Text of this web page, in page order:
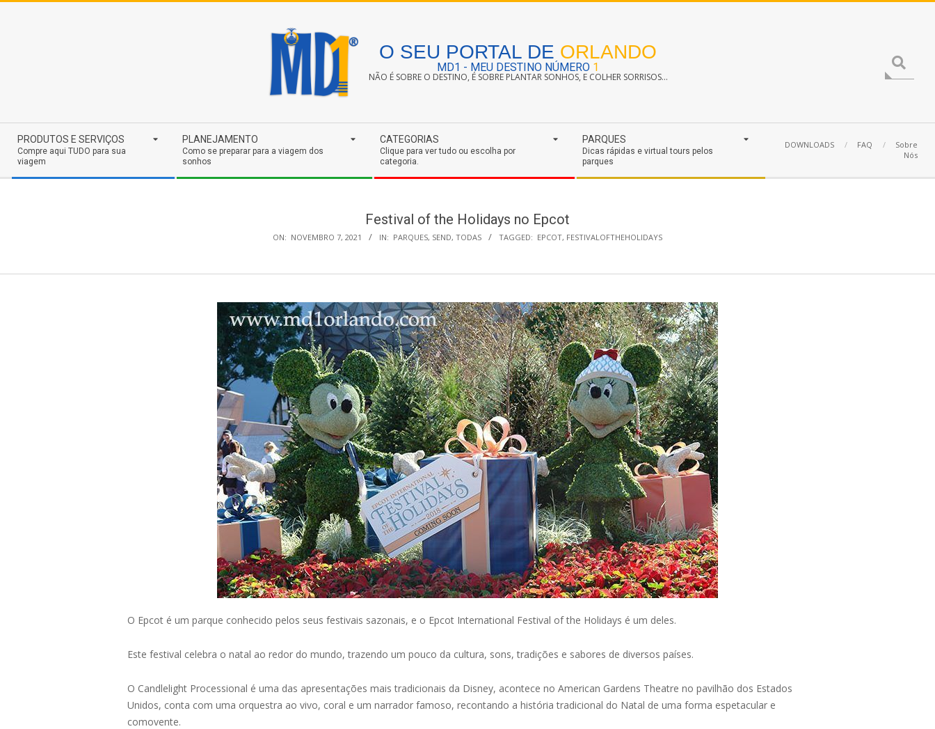
O SEU PORTAL DE ORLANDO
MD1 - MEU DESTINO NÚMERO 1
NÃO É SOBRE O DESTINO, É SOBRE PLANTAR SONHOS, E COLHER SORRISOS...
Navigation
Menu
PRODUTOS E SERVIÇOS
Compre aqui TUDO para sua
viagem
PLANEJAMENTO
Como se preparar para a viagem dos
sonhos
CATEGORIAS
Clique para ver tudo ou escolha por
categoria.
PARQUES
Dicas rápidas e virtual tours pelos
parques
DOWNLOADS FAQ
Sobre
Nós
Festival of the Holidays no Epcot
ON: NOVEMBRO 7, 2021 IN: PARQUES, SEND, TODAS TAGGED: EPCOT, FESTIVALOFTHEHOLIDAYS
O Epcot é um parque conhecido pelos seus festivais sazonais, e o Epcot International Festival of the Holidays é um deles.
Este festival celebra o natal ao redor do mundo, trazendo um pouco da cultura, sons, tradições e sabores de diversos países.
O Candlelight Processional é uma das apresentações mais tradicionais da Disney, acontece no American Gardens Theatre no pavilhão dos Estados
Unidos, conta com uma orquestra ao vivo, coral e um narrador famoso, recontando a história tradicional do Natal de uma forma espetacular e
comovente.